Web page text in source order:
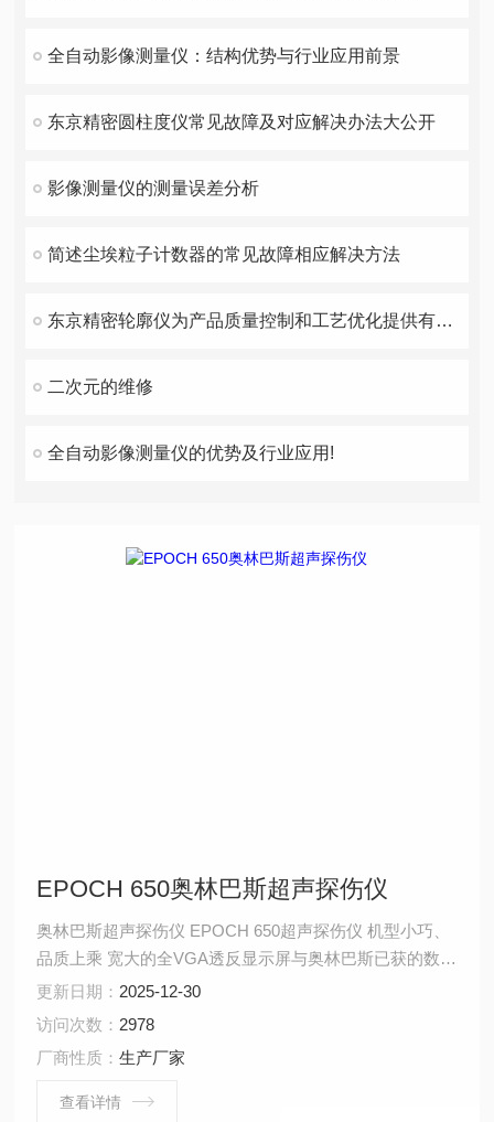
全自动影像测量仪：结构优势与行业应用前景
东京精密圆柱度仪常见故障及对应解决办法大公开
影像测量仪的测量误差分析
简述尘埃粒子计数器的常见故障相应解决方法
东京精密轮廓仪为产品质量控制和工艺优化提供有力支持
二次元的维修
全自动影像测量仪的优势及行业应用!
EPOCH 650奥林巴斯超声探伤仪
奥林巴斯超声探伤仪 EPOCH 650超声探伤仪 机型小巧、
品质上乘 宽大的全VGA透反显示屏与奥林巴斯已获的数字
式高动态范围接收器相结合，可在大多数光线条件下显示
稳定、醒目的A扫描图像。 EPOCH 650仪器的设计符合
能。多种机载报告制作工具以及全面的数据归档系统，可
使您轻松地收集并报告高质量的检测数据。这款仪器坚固
更新日期： 2025-12-30
访问次数： 2978
厂商性质：生产厂家
查看详情